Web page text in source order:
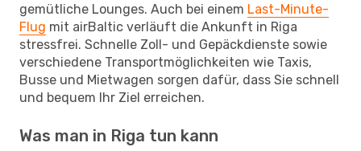
gemütliche Lounges. Auch bei einem Last-Minute-
Flug mit airBaltic verläuft die Ankunft in Riga
stressfrei. Schnelle Zoll- und Gepäckdienste sowie
verschiedene Transportmöglichkeiten wie Taxis,
Busse und Mietwagen sorgen dafür, dass Sie schnell
und bequem Ihr Ziel erreichen.
Was man in Riga tun kann